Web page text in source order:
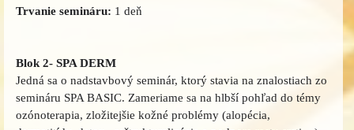
Trvanie semináru: 1 deň
Blok 2- SPA DERM
Jedná sa o nadstavbový seminár, ktorý stavia na znalostiach zo
semináru SPA BASIC. Zameriame sa na hlbší pohľad do témy
ozónoterapia, zložitejšie kožné problémy (alopécia,